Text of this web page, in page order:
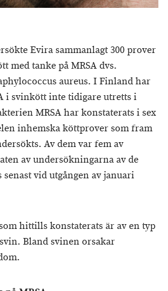
Evira sammanlagt 300 prover
med tanke på MRSA dvs.
aureus. I Finland har
i svinkött inte tidigare utretts i
MRSA har konstaterats i sex
inhemska köttprover som fram
Av dem var fem av
av undersökningarna av de
vid utgången av januari
hittills konstaterats är av en typ
Bland svinen orsakar